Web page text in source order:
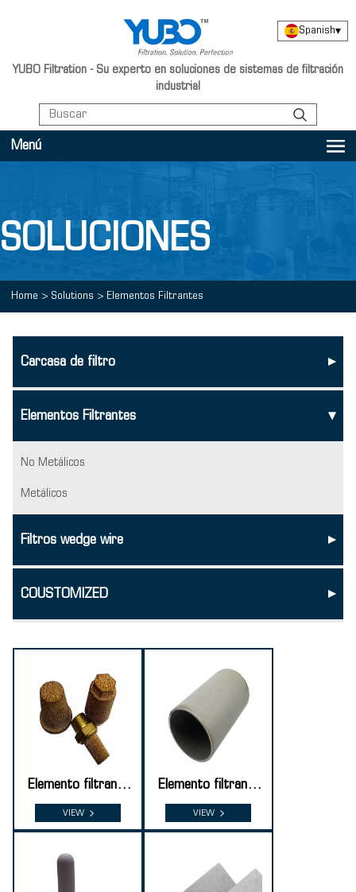
YUBO Filtration - Su experto en soluciones de sistemas de filtración
industrial
Spanish▾
Menú
SOLUCIONES
Home > Solutions > Elementos Filtrantes
Carcasa de filtro ▸
Elementos Filtrantes ▸
No Metálicos
Metálicos
Filtros wedge wire ▸
COUSTOMIZED ▸
Elemento filtrante
sinterizado de polv
o de cobre
VIEW
Elemento filtrante
sinterizado de polv
o de titanio
VIEW